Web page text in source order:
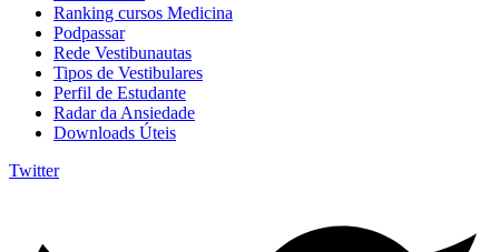
Ranking cursos Medicina
Podpassar
Rede Vestibunautas
Tipos de Vestibulares
Perfil de Estudante
Radar da Ansiedade
Downloads Úteis
Twitter